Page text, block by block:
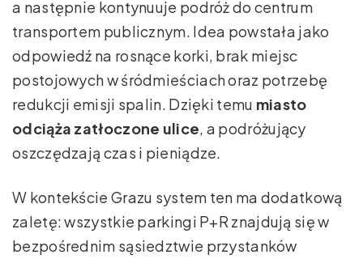
a następnie kontynuuje podróż do centrum
transportem publicznym. Idea powstała jako
odpowiedź na rosnące korki, brak miejsc
postojowych w śródmieściach oraz potrzebę
redukcji emisji spalin. Dzięki temu miasto
odciąża zatłoczone ulice, a podróżujący
oszczędzają czas i pieniądze.
W kontekście Grazu system ten ma dodatkową
zaletę: wszystkie parkingi P+R znajdują się w
bezpośrednim sąsiedztwie przystanków